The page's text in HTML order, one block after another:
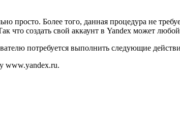
просто. Более того, данная процедура не
что создать свой аккаунт в Yandex может
потребуется выполнить следующие
www.yandex.ru.